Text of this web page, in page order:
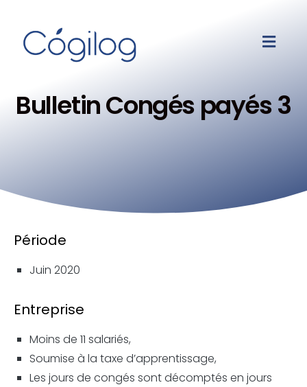
Bulletin Congés payés 3
Période
Juin 2020
Entreprise
Moins de 11 salariés,
Soumise à la taxe d’apprentissage,
Les jours de congés sont décomptés en jours